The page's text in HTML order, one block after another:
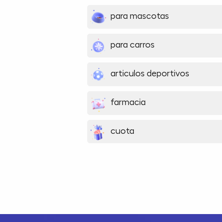
para mascotas
para carros
articulos deportivos
farmacia
cuota